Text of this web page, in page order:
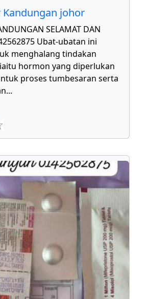
johor
SELAMAT DAN
Ubat-ubatan ini
menghalang tindakan
hormon yang diperlukan
proses tumbesaran serta
...